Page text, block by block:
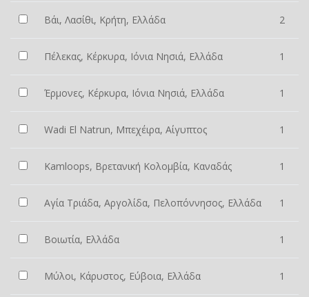
Βάι, Λασίθι, Κρήτη, Ελλάδα 2
Πέλεκας, Κέρκυρα, Ιόνια Νησιά, Ελλάδα 1
Έρμονες, Κέρκυρα, Ιόνια Νησιά, Ελλάδα 1
Wadi El Natrun, Μπεχέιρα, Αίγυπτος 1
Kamloops, Βρετανική Κολομβία, Καναδάς 1
Αγία Τριάδα, Αργολίδα, Πελοπόννησος, Ελλάδα 1
Βοιωτία, Ελλάδα 1
Μύλοι, Κάρυστος, Εύβοια, Ελλάδα 1